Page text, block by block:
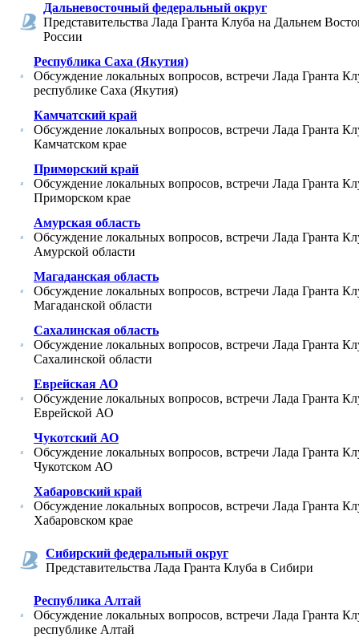
Дальневосточный федеральный округ
Представительства Лада Гранта Клуба на Дальнем
России
Республика Саха (Якутия)
Обсуждение локальных вопросов, встречи Лада Гранта
республике Саха (Якутия)
Камчатский край
Обсуждение локальных вопросов, встречи Лада Гранта
Камчатском крае
Приморский край
Обсуждение локальных вопросов, встречи Лада Гранта
Приморском крае
Амурская область
Обсуждение локальных вопросов, встречи Лада Гранта
Амурской области
Магаданская область
Обсуждение локальных вопросов, встречи Лада Гранта
Магаданской области
Сахалинская область
Обсуждение локальных вопросов, встречи Лада Гранта
Сахалинской области
Еврейская АО
Обсуждение локальных вопросов, встречи Лада Гранта
Еврейской АО
Чукотский АО
Обсуждение локальных вопросов, встречи Лада Гранта
Чукотском АО
Хабаровский край
Обсуждение локальных вопросов, встречи Лада Гранта
Хабаровском крае
Сибирский федеральный округ
Представительства Лада Гранта Клуба в Сибири
Республика Алтай
Обсуждение локальных вопросов, встречи Лада Гранта
республике Алтай